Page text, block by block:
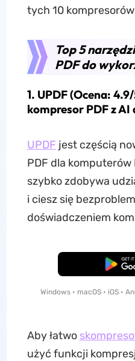
tych 10 kompresorów
Top 5
PDF do
1. UPDF (Ocena:
kompresor PDF z
UPDF jest częścią
PDF dla komputerów
szybko zdobywa
i ciesz się
doświadczeniem
Pobierz
Windows • macOS • iOS •
Aby łatwo
użyć funkcji